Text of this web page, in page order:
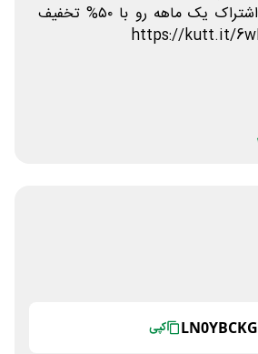
با کد LNKF4YR6 اشتراک یک ماهه رو با ٥٠% تخفیف
LN0YBCKG کپی